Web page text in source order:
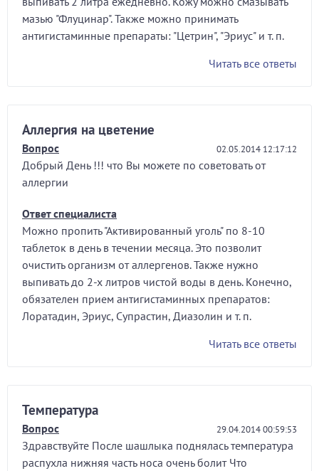
мазью "Флуцинар". Также можно принимать
антигистаминные препараты: "Цетрин", "Эриус" и т. п.
Читать все ответы
Аллергия на цветение
Вопрос 02.05.2014 12:17:12
Добрый День !!! что Вы можете по советовать от
аллергии
Ответ специалиста
Можно пропить "Активированный уголь" по 8-10
таблеток в день в течении месяца. Это позволит
очистить организм от аллергенов. Также нужно
выпивать до 2-х литров чистой воды в день. Конечно,
обязателен прием антигистаминных препаратов:
Лоратадин, Эриус, Супрастин, Диазолин и т. п.
Читать все ответы
Температура
Вопрос 29.04.2014 00:59:53
Здравствуйте После шашлыка поднялась температура
распухла нижняя часть носа очень болит Что